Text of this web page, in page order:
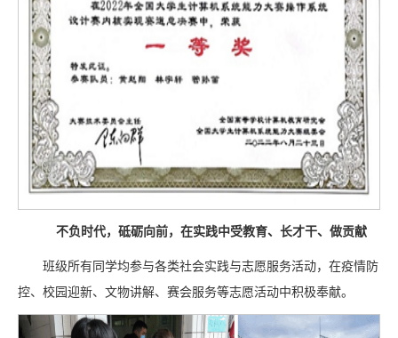
不负时代，砥砺向前，在实践中受教育、长才干、做贡献
班级所有同学均参与各类社会实践与志愿服务活动，在疫情防
控、校园迎新、文物讲解、赛会服务等志愿活动中积极奉献。